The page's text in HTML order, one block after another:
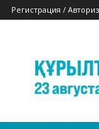
Регистрация /